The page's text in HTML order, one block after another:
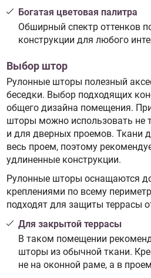
Богатая цветовая палитра
Обширный спектр оттенков
конструкции для любого
Выбор штор
Рулонные шторы полезный
беседки. Выбор подходящих
общего дизайна помещения.
шторы можно использовать не
и для дверных проемов. Ткани
весь проем, поэтому
удлиненные конструкции.
Рулонные шторы оснащаются
креплениями по всему
подходят для защиты террасы
Для закрытой террасы
В таком помещении
шторы из обычной ткани.
не на оконной раме, а в